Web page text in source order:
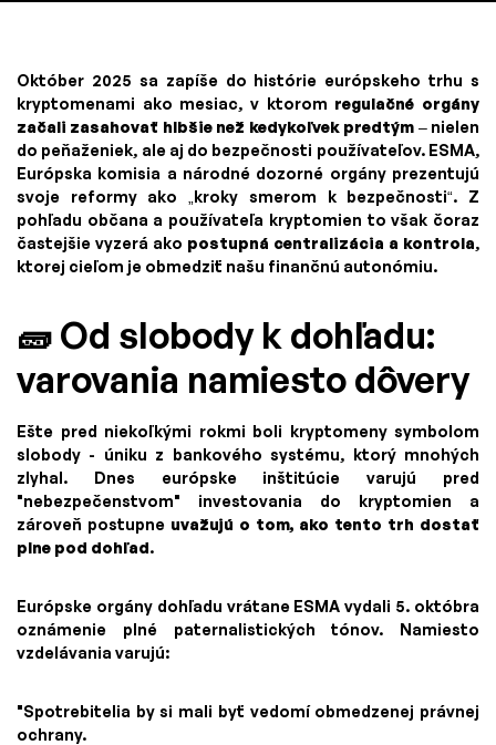
Október 2025 sa zapíše do histórie európskeho trhu s
kryptomenami ako mesiac, v ktorom regulačné orgány
začali zasahovať hlbšie než kedykoľvek predtým – nielen
do peňaženiek, ale aj do bezpečnosti používateľov. ESMA,
Európska komisia a národné dozorné orgány prezentujú
svoje reformy ako „kroky smerom k bezpečnosti“. Z
pohľadu občana a používateľa kryptomien to však čoraz
častejšie vyzerá ako postupná centralizácia a kontrola,
ktorej cieľom je obmedziť našu finančnú autonómiu.
🧱 Od slobody k dohľadu:
varovania namiesto dôvery
Ešte pred niekoľkými rokmi boli kryptomeny symbolom
slobody - úniku z bankového systému, ktorý mnohých
zlyhal. Dnes európske inštitúcie varujú pred
"nebezpečenstvom" investovania do kryptomien a
zároveň postupne uvažujú o tom, ako tento trh dostať
plne pod dohľad.
Európske orgány dohľadu vrátane ESMA vydali 5. októbra
oznámenie plné paternalistických tónov. Namiesto
vzdelávania varujú:
"Spotrebitelia by si mali byť vedomí obmedzenej právnej
ochrany.